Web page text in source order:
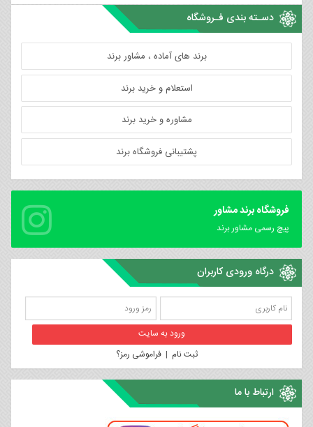
دسـته بندی فـروشگاه
برند های آماده ، مشاور برند
استعلام و خرید برند
مشاوره و خرید برند
پشتیبانی فروشگاه برند
فروشگاه برند مشاور
پیچ رسمی مشاور برند
درگاه ورودی کاربران
ثبت نام |فراموشی رمز؟
ارتباط با ما